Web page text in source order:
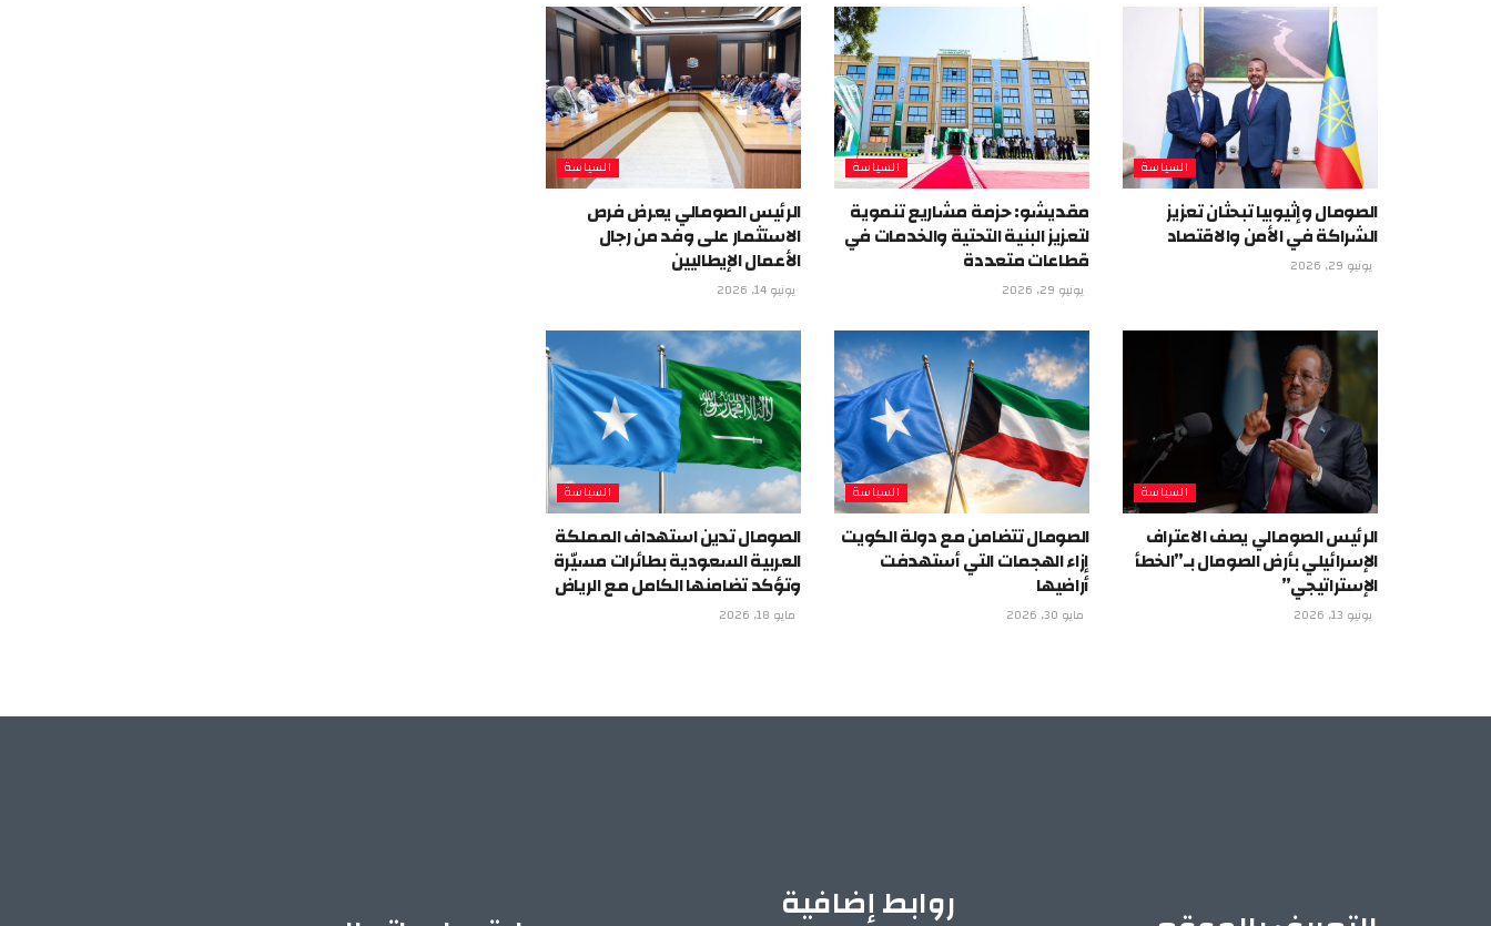
السياسة
الصومال وإثيوبيا تبحثان تعزيز
الشراكة في الأمن والاقتصاد
يونيو 29, 2026
السياسة
مقديشو: حزمة مشاريع تنموية
لتعزيز البنية التحتية والخدمات في
قطاعات متعددة
يونيو 29, 2026
السياسة
الرئيس الصومالي يعرض فرص
الاستثمار على وفد من رجال
الأعمال الإيطاليين
يونيو 14, 2026
السياسة
الرئيس الصومالي يصف الاعتراف
الإسرائيلي بأرض الصومال بـ”الخطأ
الإستراتيجي”
يونيو 13, 2026
السياسة
الصومال تتضامن مع دولة الكويت
إزاء الهجمات التي أستهدفت
أراضيها
مايو 30, 2026
السياسة
الصومال تدين استهداف المملكة
العربية السعودية بطائرات مسيّرة
وتؤكد تضامنها الكامل مع الرياض
مايو 18, 2026
روابط إضافية